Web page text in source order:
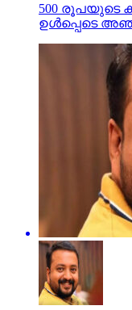
500 രൂപയുടെ
ഉള്‍പ്പെടെ